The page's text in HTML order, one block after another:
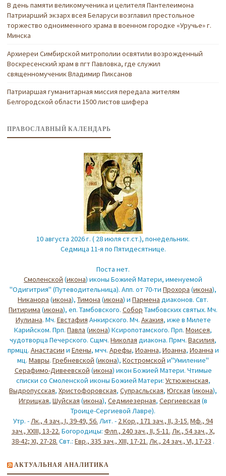
В день памяти великомученика и целителя Пантелеимона
Патриарший экзарх всея Беларуси возглавил престольное
торжество одноименного храма в военном городке «Уручье» г.
Минска
Архиереи Симбирской митрополии освятили возрожденный
Воскресенский храм в пгт Павловка, где служил
священномученик Владимир Пиксанов
Патриаршая гуманитарная миссия передала жителям
Белгородской области 1500 листов шифера
ПРАВОСЛАВНЫЙ КАЛЕНДАРЬ
10 августа 2026 г. ( 28 июля ст.ст.), понедельник.
Седмица 11-я по Пятидесятнице.
Поста нет.
Смоленской (икона) иконы Божией Матери, именуемой
"Одигитрия" (Путеводительница). Апп. от 70-ти Прохора (икона),
Никанора (икона), Тимона (икона) и Пармена диаконов. Свт.
Питирима (икона), еп. Тамбовского. Собор Тамбовских святых. Мч.
Иулиана. Мч. Евстафия Анкирского. Мч. Акакия, иже в Милете
Карийском. Прп. Павла (икона) Ксиропотамского. Прп. Моисея,
чудотворца Печерского. Сщмч. Николая диакона. Прмч. Василия,
прмцц. Анастасии и Елены, мчч. Арефы, Иоанна, Иоанна, Иоанна и
мц. Мавры. Гребневской (икона), Костромской и"Умиление"
Серафимо-Дивеевской (икона) икон Божией Матери. Чтимые
списки со Смоленской иконы Божией Матери: Устюженская,
Выдропусская, Христофоровская, Супрасльская, Югская (икона),
Игрицкая, Шуйская (икона), Седмиезерная, Сергиевская (в
Троице-Сергиевой Лавре).
Утр. -Лк., 4 зач., I, 39-49, 56. Лит. - 2 Кор., 171 зач., II, 3-15. Мф., 94
зач., XXIII, 13-22. Богородицы: Флп., 240 зач., II, 5-11. Лк., 54 зач., X,
38-42; XI, 27-28. Свт.: Евр., 335 зач., XIII, 17-21. Лк., 24 зач., VI, 17-23 .
АКТУАЛЬНАЯ АНАЛИТИКА